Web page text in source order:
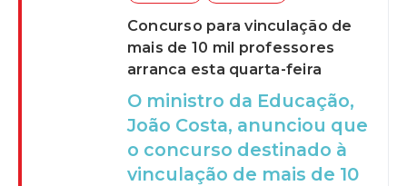
Concurso para vinculação de
mais de 10 mil professores
arranca esta quarta-feira
O ministro da Educação,
João Costa, anunciou que
o concurso destinado à
vinculação de mais de 10